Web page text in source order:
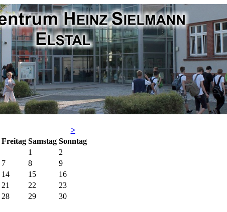
>
Freitag Samstag Sonntag
1
2
7 8
9
14 15
16
21 22
23
28 29
30